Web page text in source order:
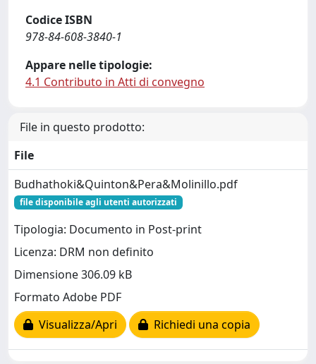
Codice ISBN
978-84-608-3840-1
Appare nelle tipologie:
4.1 Contributo in Atti di convegno
File in questo prodotto:
File
Budhathoki&Quinton&Pera&Molinillo.pdf
file disponibile agli utenti autorizzati
Tipologia: Documento in Post-print
Licenza: DRM non definito
Dimensione 306.09 kB
Formato Adobe PDF
Visualizza/Apri
Richiedi una copia